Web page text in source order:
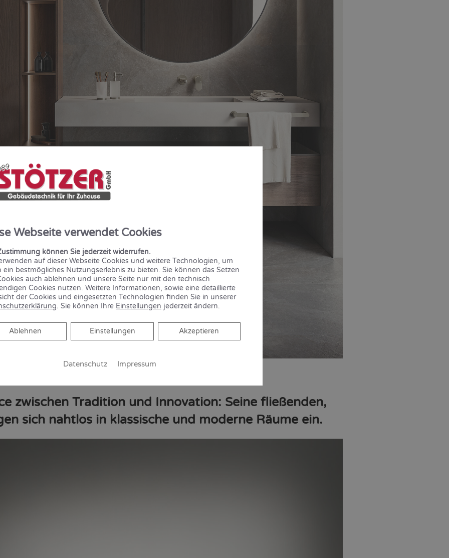
zwischen Tradition und Innovation: Seine fließenden,
sich nahtlos in klassische und moderne Räume ein.
Webseite verwendet Cookies
können Sie jederzeit widerrufen.
auf dieser Webseite Cookies und weitere Technologien, um
ein bestmögliches Nutzungserlebnis zu bieten. Sie können das Setzen
auch ablehnen und unsere Seite nur mit den technisch
Cookies nutzen. Weitere Informationen, sowie eine detaillierte
der Cookies und eingesetzten Technologien finden Sie in unserer
. Sie können Ihre Einstellungen jederzeit ändern.
Akzeptieren
Einstellungen
Ablehnen
Ablehnen
Datenschutz Impressum